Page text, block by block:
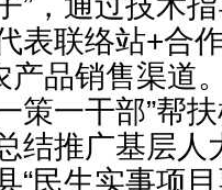
表联络站+合
产品销售渠道
策一干部”帮
结推广基层
“民生实事项